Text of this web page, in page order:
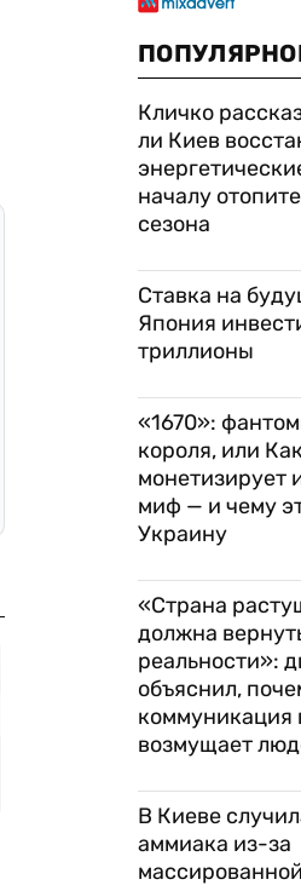
Кличко
ли Киев
началу
сезона
Ставка на
Япония
триллионы
«1670»:
короля, или
монетизирует
миф — и чему
Украину
«Страна
должна
реальности»:
объяснил,
коммуникация
возмущает
В Киеве
аммиака из-за